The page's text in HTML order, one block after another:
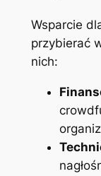
Wsparcie
przybierać
nich: